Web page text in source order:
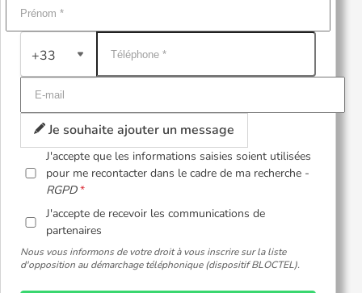
+33
Je souhaite ajouter un message
J'accepte que les informations saisies soient utilisées
pour me recontacter dans le cadre de ma recherche -
RGPD
J'accepte de recevoir les communications de
partenaires
Nous vous informons de votre droit à vous inscrire sur la liste
d'opposition au démarchage téléphonique (dispositif BLOCTEL).